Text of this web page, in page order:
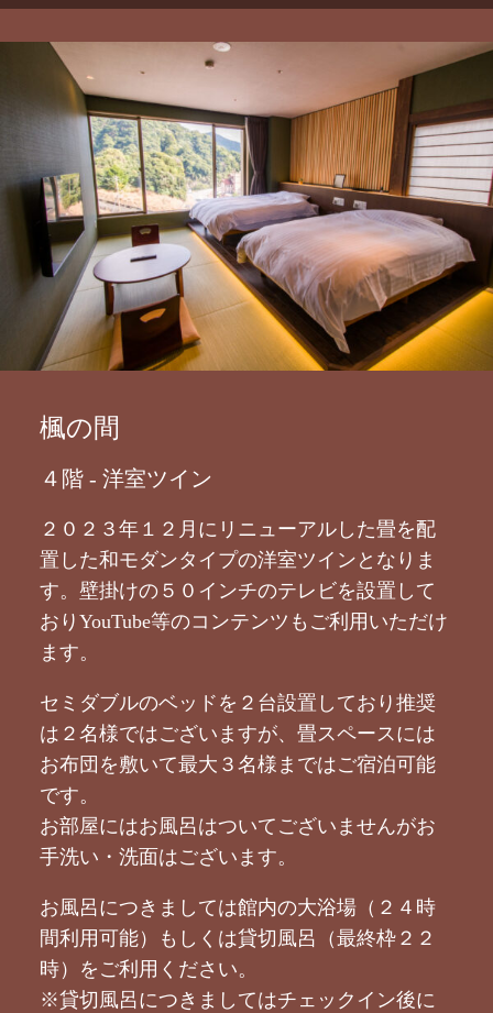
楓の間
４階 - 洋室ツイン
２０２３年１２月にリニューアルした畳を配
置した和モダンタイプの洋室ツインとなりま
す。壁掛けの５０インチのテレビを設置して
おりYouTube等のコンテンツもご利用いただけ
ます。
セミダブルのベッドを２台設置しており推奨
は２名様ではございますが、畳スペースには
お布団を敷いて最大３名様まではご宿泊可能
です。
お部屋にはお風呂はついてございませんがお
手洗い・洗面はございます。
お風呂につきましては館内の大浴場（２４時
間利用可能）もしくは貸切風呂（最終枠２２
時）をご利用ください。
※貸切風呂につきましてはチェックイン後に